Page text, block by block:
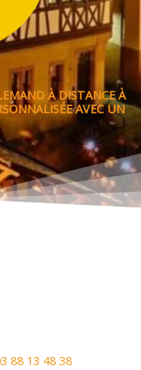
À DISTANCE À
AVEC UN
88 13 48 38